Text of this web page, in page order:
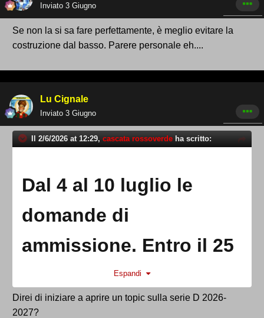
Inviato 3 Giugno
Se non la si sa fare perfettamente, è meglio evitare la
costruzione dal basso. Parere personale eh....
Lu Cignale
Inviato 3 Giugno
Il 2/6/2026 at 12:29, cascata rossoverde ha scritto:
Dal 4 al 10 luglio le
domande di
ammissione. Entro il 25
luglio l’organico
definitivo del prossimo
Espandi
Direi di iniziare a aprire un topic sulla serie D 2026-
2027?